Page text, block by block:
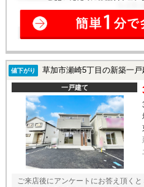
値下がり 草加市瀬崎5丁目の新築一戸
一戸建て
ご来店後にアンケートにお答え頂く